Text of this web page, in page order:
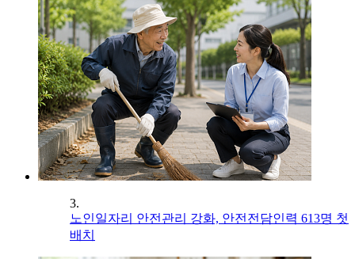
3.
노인일자리 안전관리 강화, 안전전담인력 613명 첫
배치